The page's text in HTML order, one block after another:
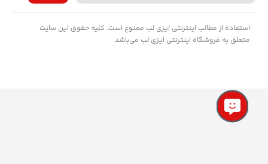
استفاده از مطالب اینترنتی ایزی لب ممنوع است. کلیه حقوق این سایت
متعلق به فروشگاه اینترنتی ایزی لب می‌باشد